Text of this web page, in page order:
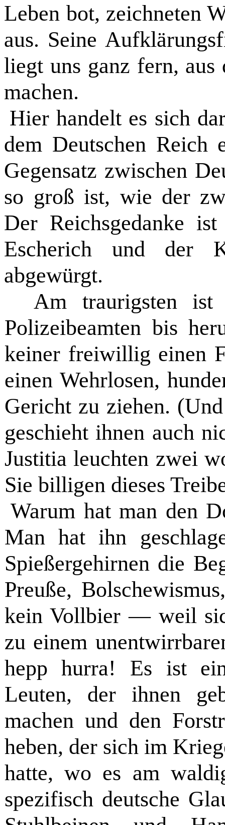
Leben bot, zeichneten
aus. Seine
liegt uns ganz fern,
machen.
Hier handelt es sich
dem Deutschen Reich
Gegensatz zwischen
so groß ist, wie der
Der Reichsgedanke
Escherich und der
abgewürgt.
Am traurigsten
Polizeibeamten bis
keiner freiwillig einen
einen Wehrlosen,
Gericht zu ziehen.
geschieht ihnen auch
Justitia leuchten zwei
Sie billigen dieses
Warum hat man den
Man hat ihn
Spießergehirnen die
Preuße,
kein Vollbier — weil
zu einem
hepp hurra! Es ist
Leuten, der ihnen
machen und den
heben, der sich im
hatte, wo es am
spezifisch deutsche